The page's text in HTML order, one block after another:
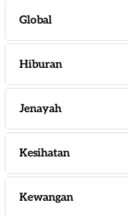
Global
Hiburan
Jenayah
Kesihatan
Kewangan